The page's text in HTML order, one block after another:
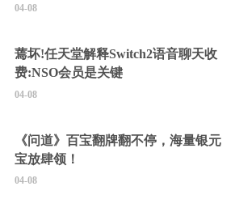
04-08
蔫坏!任天堂解释Switch2语音聊天收
费:NSO会员是关键
04-08
《问道》百宝翻牌翻不停，海量银元
宝放肆领！
04-08